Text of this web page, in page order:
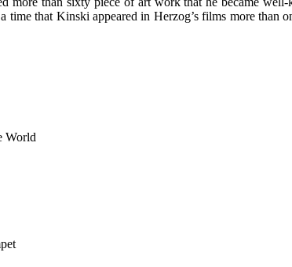
that Kinski appeared in Herzog’s films more than
World